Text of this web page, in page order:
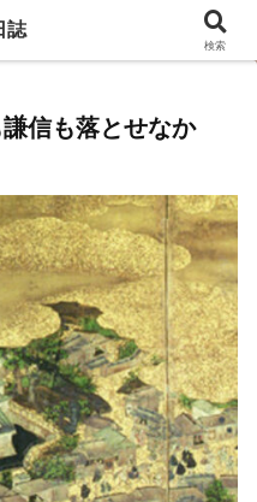
関図はこちら
信も落とせなか
誌
検索